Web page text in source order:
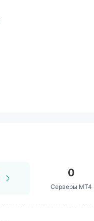
0
Серверы MT4